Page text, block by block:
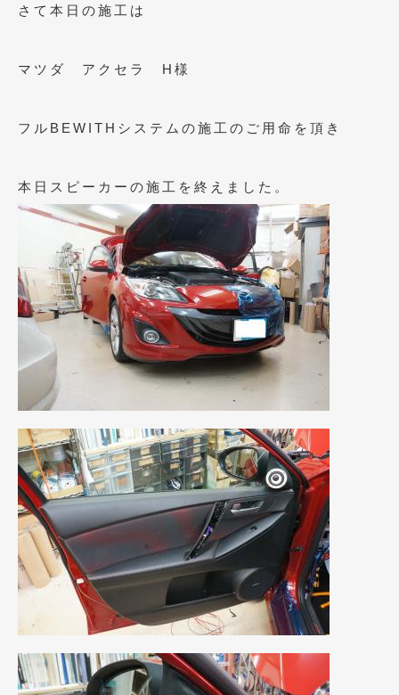
さて本日の施工は
マツダ アクセラ H様
フルBEWITHシステムの施工のご用命を頂き
本日スピーカーの施工を終えました。